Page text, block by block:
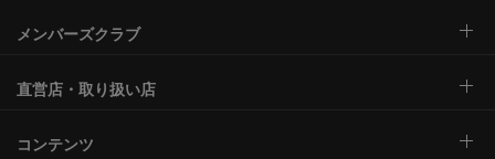
メンバーズクラブ
直営店・取り扱い店
コンテンツ